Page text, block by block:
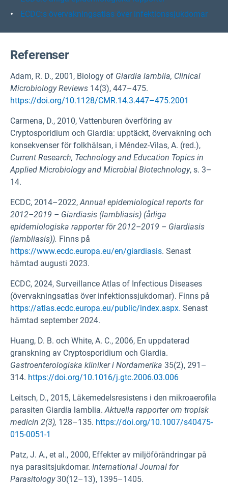
ECDC:s övervakningsatlas över infektionssjukdomar
Referenser
Adam, R. D., 2001, Biology of Giardia lamblia, Clinical
Microbiology Reviews 14(3), 447–475.
https://doi.org/10.1128/CMR.14.3.447–475.2001
Carmena, D., 2010, Vattenburen överföring av
Cryptosporidium och Giardia: upptäckt, övervakning och
konsekvenser för folkhälsan, i Méndez-Vilas, A. (red.),
Current Research, Technology and Education Topics in
Applied Microbiology and Microbial Biotechnology, s. 3–
14.
ECDC, 2014–2022,Annual epidemiological reports for
2012–2019 – Giardiasis (lambliasis) (årliga
epidemiologiska rapporter för 2012–2019 – Giardiasis
(lambliasis)). Finns på
https://www.ecdc.europa.eu/en/giardiasis. Senast
hämtad augusti 2023.
ECDC, 2024, Surveillance Atlas of Infectious Diseases
(övervakningsatlas över infektionssjukdomar). Finns på
https://atlas.ecdc.europa.eu/public/index.aspx. Senast
hämtad september 2024.
Huang, D. B. och White, A. C., 2006, En uppdaterad
granskning av Cryptosporidium och Giardia.
Gastroenterologiska kliniker i Nordamerika 35(2), 291–
314. https://doi.org/10.1016/j.gtc.2006.03.006
Leitsch, D., 2015, Läkemedelsresistens i den mikroaerofila
parasiten Giardia lamblia.Aktuella rapporter om tropisk
medicin 2(3), 128–135. https://doi.org/10.1007/s40475-
015-0051-1
Patz, J. A., et al., 2000, Effekter av miljöförändringar på
nya parasitsjukdomar. International Journal for
Parasitology30(12–13), 1395–1405.